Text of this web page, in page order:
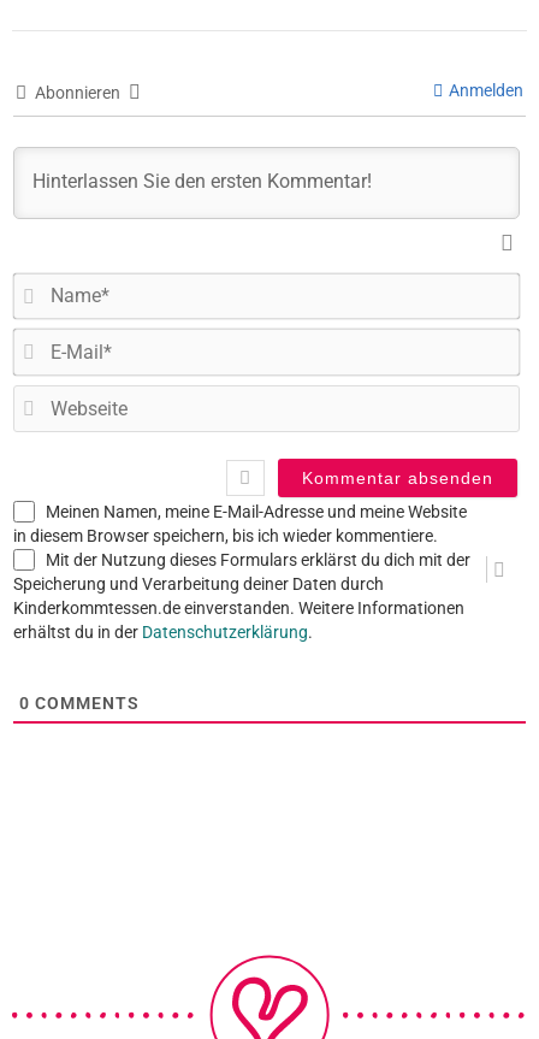
Abonnieren Anmelden
Meinen Namen, meine E-Mail-Adresse und meine Website
in diesem Browser speichern, bis ich wieder kommentiere.
Mit der Nutzung dieses Formulars erklärst du dich mit der
Speicherung und Verarbeitung deiner Daten durch
Kinderkommtessen.de einverstanden. Weitere Informationen
erhältst du in der Datenschutzerklärung.
0 COMMENTS